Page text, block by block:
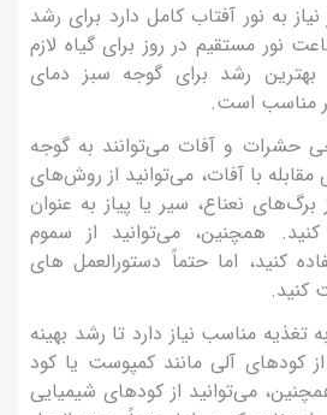
به نور آفتاب کامل دارد برای رشد
حداقل 6 تا 8 ساعت نور مستقیم در روز برای گیاه لازم
رشد برای گوجه سبز دمای
مناسب است.
حشرات و آفات می‌توانند به گوجه
با آفات، می‌توانید از روش‌های
برگ‌های نعناع، سیر یا پیاز به عنوان
همچنین، می‌توانید از سموم
کنید، اما حتماً دستورالعمل های
کنید.
تغذیه مناسب نیاز دارد تا رشد بهینه
کودهای آلی مانند کمپوست یا کود
می‌توانید از کودهای شیمیایی